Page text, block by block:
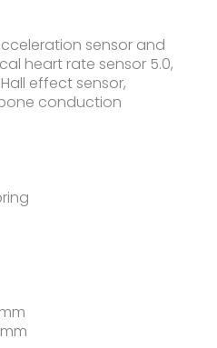
sensor and
heart rate sensor 5.0,
effect sensor,
conduction